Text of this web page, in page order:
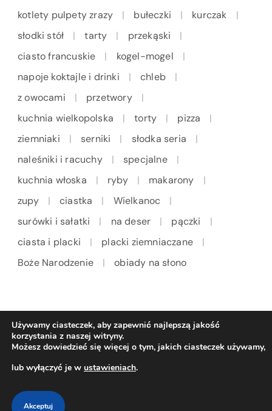
kotlety pulpety zrazy bułeczki
kurczak
słodki stół
tarty
przekąski
ciasto francuskie
kogel-mogel
napoje koktajle i drinki
chleb
z owocami
przetwory
kuchnia wielkopolska
torty
pizza
ziemniaki
serniki
słodka seria
naleśniki i racuchy
specjalne
kuchnia włoska
ryby
makarony
zupy
ciastka
Wielkanoc
surówki i sałatki
na deser
pączki
ciasta i placki
placki ziemniaczane
Boże Narodzenie
obiady na słono
Używamy ciasteczek, aby zapewnić najlepszą jakość
korzystania z naszej witryny.
Możesz dowiedzieć się więcej o tym, jakich ciasteczek używamy,
lub wyłączyć je w ustawieniach.
Akceptuj